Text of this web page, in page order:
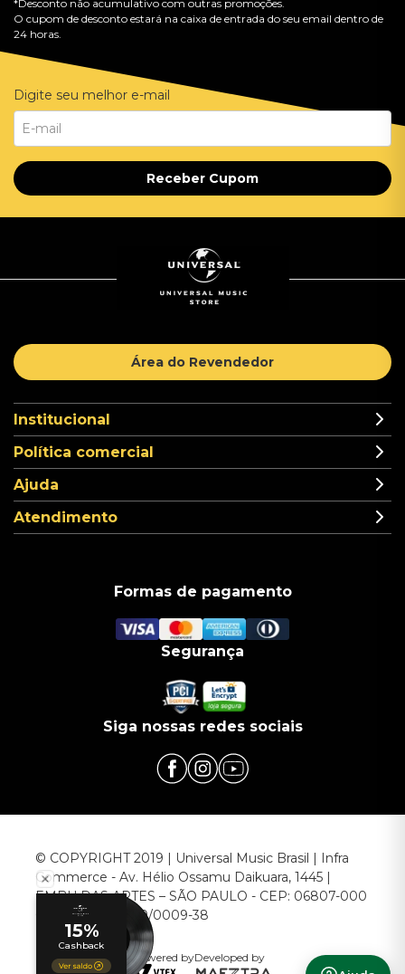
*Desconto não acumulativo com outras promoções.
O cupom de desconto estará na caixa de entrada do seu email dentro de
24 horas.
Digite seu melhor e-mail
Receber Cupom
Área do Revendedor
Institucional
Política comercial
Ajuda
Atendimento
Formas de pagamento
Segurança
Siga nossas redes sociais
© COPYRIGHT 2019 | Universal Music Brasil | Infra
Commerce - Av. Hélio Ossamu Daikuara, 1445 |
EMBU DAS ARTES – SÃO PAULO - CEP: 06807-000
CNPJ: 00.952.789/0009-38
Powered byDeveloped by